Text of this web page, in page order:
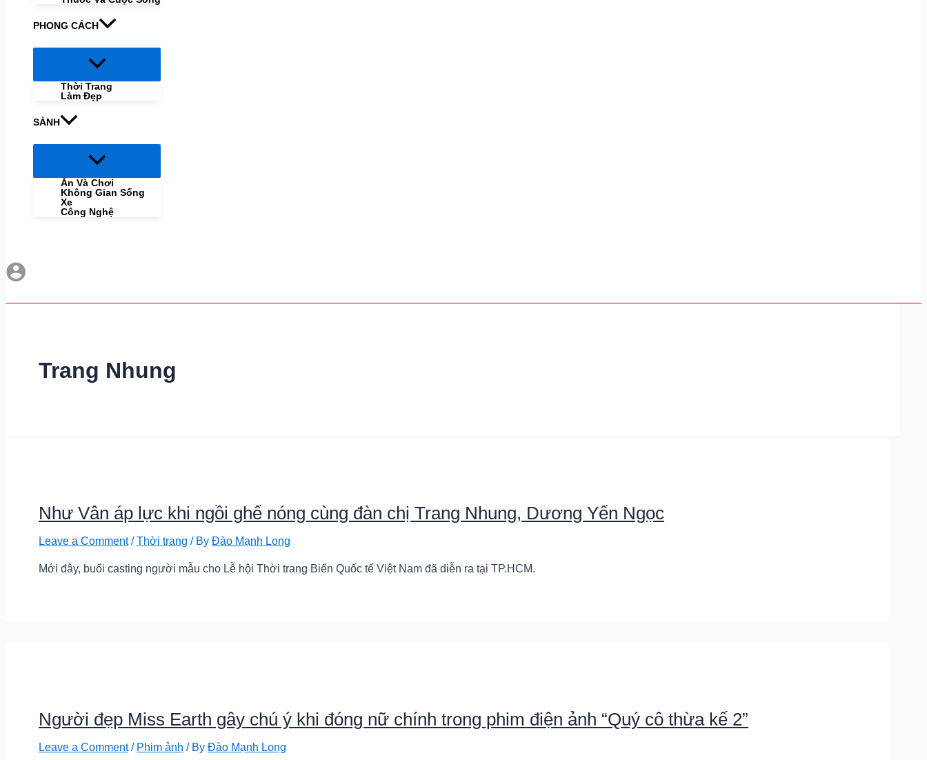
PHONG CÁCH
Menu
Thời Trang
Làm Đẹp
SÀNH
Menu
Ăn Và Chơi
Không Gian Sống
Xe
Công Nghệ
Trang Nhung
Như Vân áp lực khi ngồi ghế nóng cùng đàn chị Trang Nhung, Dương Yến Ngọc
Leave a Comment /Thời trang / By Đào Mạnh Long
Mới đây, buổi casting người mẫu cho Lễ hội Thời trang Biển Quốc tế Việt Nam đã diễn ra tại TP.HCM.
Người đẹp Miss Earth gây chú ý khi đóng nữ chính trong phim điện ảnh “Quý cô thừa kế 2”
Leave a Comment / Phim ảnh / By Đào Mạnh Long